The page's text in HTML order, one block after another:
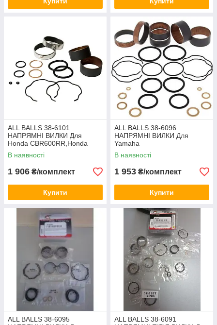
ALL BALLS 38-6101
НАПРЯМНІ ВИЛКИ Для
Honda CBR600RR,Honda
ST1300 Pan European
В наявності
1 906 ₴/комплект
Купити
ALL BALLS 38-6096
НАПРЯМНІ ВИЛКИ Для
Yamaha
YZF600R/XJ900/FZ6R,KAWAS
AKI EN500/Ninja ZX/SUZUKI
В наявності
1 953 ₴/комплект
Купити
ALL BALLS 38-6095
ALL BALLS 38-6091